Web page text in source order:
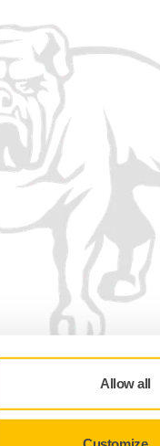
Allow all